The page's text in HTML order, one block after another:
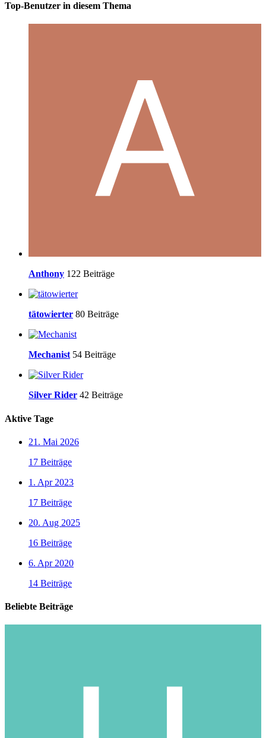
Top-Benutzer in diesem Thema
Anthony 122 Beiträge
tätowierter 80 Beiträge
Mechanist 54 Beiträge
Silver Rider 42 Beiträge
Aktive Tage
21. Mai 2026
17 Beiträge
1. Apr 2023
17 Beiträge
20. Aug 2025
16 Beiträge
6. Apr 2020
14 Beiträge
Beliebte Beiträge